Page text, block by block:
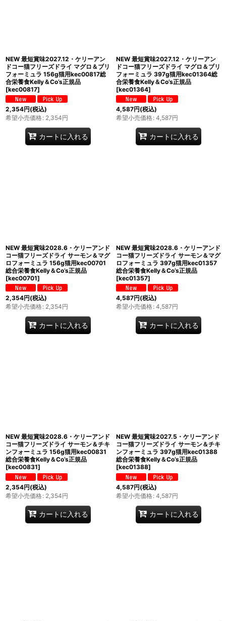
NEW 最短賞味2027.12・ケリーアン
ドコー猫フリーズドライ マグロ＆ブリ
フォーミュラ 156g猫用kec00817総
合栄養食Kelly＆Co’s正規品
[kec00817]
2,354円(税込)
希望小売価格: 2,354円
カートに入れる
NEW 最短賞味2027.12・ケリーアン
ドコー猫フリーズドライ マグロ＆ブリ
フォーミュラ 397g猫用kec01364総
合栄養食Kelly＆Co’s正規品
[kec01364]
4,587円(税込)
希望小売価格: 4,587円
カートに入れる
NEW 最短賞味2028.6・ケリーアンド
コー猫フリーズドライ サーモン＆マグ
ロフォーミュラ 156g猫用kec00701
総合栄養食Kelly＆Co’s正規品
[kec00701]
2,354円(税込)
希望小売価格: 2,354円
カートに入れる
NEW 最短賞味2028.6・ケリーアンド
コー猫フリーズドライ サーモン＆マグ
ロフォーミュラ 397g猫用kec01357
総合栄養食Kelly＆Co’s正規品
[kec01357]
4,587円(税込)
希望小売価格: 4,587円
カートに入れる
NEW 最短賞味2028.6・ケリーアンド
コー猫フリーズドライ サーモン＆チキ
ンフォーミュラ 156g猫用kec00831
総合栄養食Kelly＆Co’s正規品
[kec00831]
2,354円(税込)
希望小売価格: 2,354円
カートに入れる
NEW 最短賞味2027.5・ケリーアンド
コー猫フリーズドライ サーモン＆チキ
ンフォーミュラ 397g猫用kec01388
総合栄養食Kelly＆Co’s正規品
[kec01388]
4,587円(税込)
希望小売価格: 4,587円
カートに入れる